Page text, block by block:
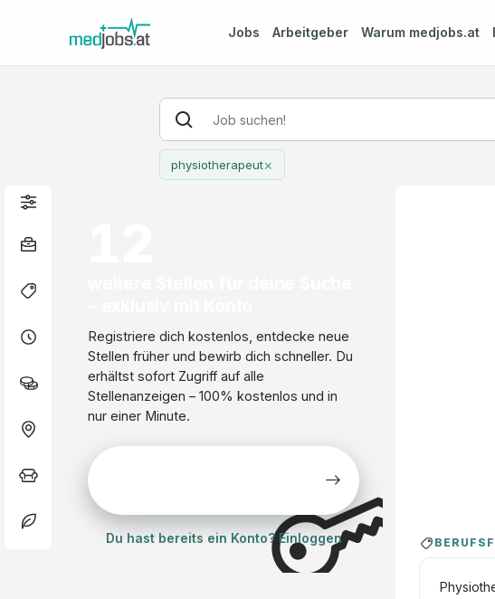
Jobs Arbeitgeber Warum medjobs.at
physiotherapeut×
Registriere dich kostenlos, entdecke neue
Stellen früher und bewirb dich schneller. Du
erhältst sofort Zugriff auf alle
Stellenanzeigen – 100% kostenlos und in
nur einer Minute.
Du hast bereits ein Konto? Einloggen